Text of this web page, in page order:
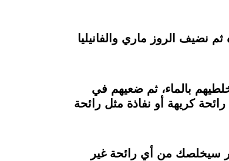
نضيف الروز ماري والفانيليا
من النعناع، واخلطيهم بالماء، ثم ضعيهم في
كريهة أو نفاذة مثل رائحة
سيخلصك من أي رائحة غير